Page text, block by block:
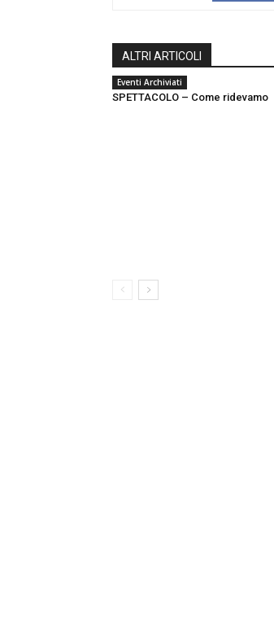
ALTRI ARTICOLI
Eventi Archiviati
SPETTACOLO – Come ridevamo